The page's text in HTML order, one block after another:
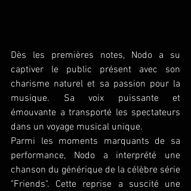
Dès les premières notes, Nodo a su
captiver le public présent avec son
charisme naturel et sa passion pour la
musique. Sa voix puissante et
émouvante a transporté les spectateurs
dans un voyage musical unique.
Parmi les moments marquants de sa
performance, Nodo a interprété une
chanson du générique de la célèbre série
"Friends". Cette reprise a suscité une